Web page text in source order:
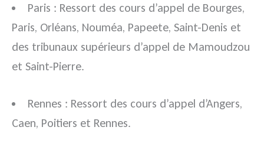
Paris : Ressort des cours d’appel de Bourges,
Paris, Orléans, Nouméa, Papeete, Saint-Denis et
des tribunaux supérieurs d’appel de Mamoudzou
et Saint-Pierre.
Rennes : Ressort des cours d’appel d’Angers,
Caen, Poitiers et Rennes.